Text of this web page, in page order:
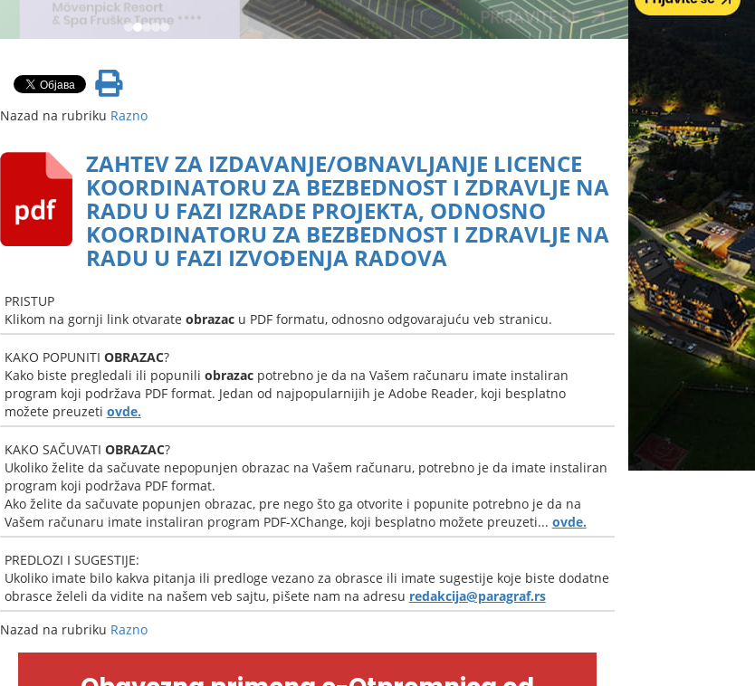
Nazad na rubriku Razno
ZAHTEV ZA IZDAVANJE/OBNAVLJANJE LICENCE
KOORDINATORU ZA BEZBEDNOST I ZDRAVLJE NA
RADU U FAZI IZRADE PROJEKTA, ODNOSNO
KOORDINATORU ZA BEZBEDNOST I ZDRAVLJE NA
RADU U FAZI IZVOĐENJA RADOVA
PRISTUP
Klikom na gornji link otvarate obrazacu PDF formatu, odnosno odgovarajuću veb stranicu.
KAKO POPUNITI OBRAZAC?
Kako biste pregledali ili popunili obrazacpotrebno je da na Vašem računaru imate instaliran
program koji podržava PDF format. Jedan od najpopularnijih je Adobe Reader, koji besplatno
možete preuzeti ovde.
KAKO SAČUVATI OBRAZAC?
Ukoliko želite da sačuvate nepopunjen obrazac na Vašem računaru, potrebno je da imate instaliran
program koji podržava PDF format.
Ako želite da sačuvate popunjen obrazac, pre nego što ga otvorite i popunite potrebno je da na
Vašem računaru imate instaliran program PDF-XChange, koji besplatno možete preuzeti... ovde.
PREDLOZI I SUGESTIJE:
Ukoliko imate bilo kakva pitanja ili predloge vezano za obrasce ili imate sugestije koje biste dodatne
obrasce želeli da vidite na našem veb sajtu, pišete nam na adresu redakcija@paragraf.rs
Nazad na rubriku Razno